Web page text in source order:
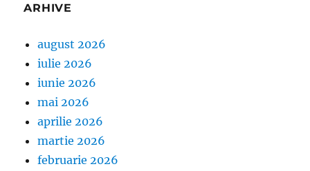
ARHIVE
august 2026
iulie 2026
iunie 2026
mai 2026
aprilie 2026
martie 2026
februarie 2026